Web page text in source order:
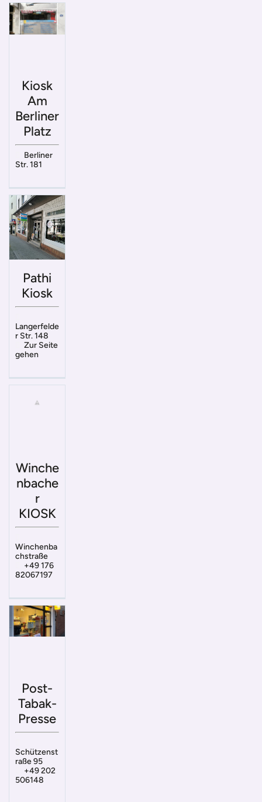
Kiosk
Am
Berliner
Platz
Berliner
Str. 181
Pathi
Kiosk
Langerfelde
r Str. 148
Zur Seite
gehen
Winche
nbache
r
KIOSK
Winchenba
chstraße
+49 176
82067197
Post-
Tabak-
Presse
Schützenst
raße 95
+49 202
506148